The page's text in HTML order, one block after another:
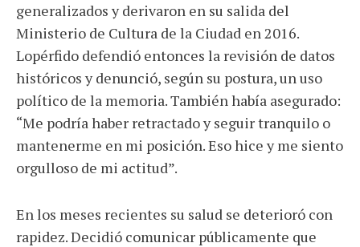
generalizados y derivaron en su salida del
Ministerio de Cultura de la Ciudad en 2016.
Lopérfido defendió entonces la revisión de datos
históricos y denunció, según su postura, un uso
político de la memoria. También había asegurado:
“Me podría haber retractado y seguir tranquilo o
mantenerme en mi posición. Eso hice y me siento
orgulloso de mi actitud”.
En los meses recientes su salud se deterioró con
rapidez. Decidió comunicar públicamente que